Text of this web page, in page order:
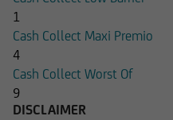
1
Cash Collect Maxi Premio
4
Cash Collect Worst Of
9
DISCLAIMER
UniCredit Bank
qualsiasi altro sito
raggiunto il Sito e di